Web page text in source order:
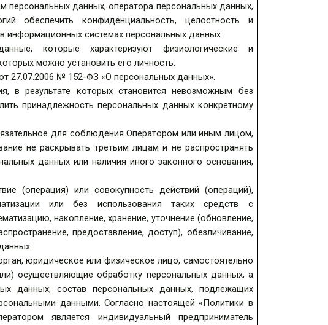
персональных данных, оператора персональных данных,
обеспечить конфиденциальность, целостность и
информационных системах персональных данных.
которые характеризуют физиологические и
можно установить его личность.
27.07.2006 № 152-ФЗ «О персональных данных».
в результате которых становится невозможным без
принадлежность персональных данных конкретному
для соблюдения Оператором или иным лицом,
не раскрывать третьим лицам и не распространять
данных или наличия иного законного основания,
(операция) или совокупность действий (операций),
или без использования таких средств с
накопление, хранение, уточнение (обновление,
предоставление, доступ), обезличивание,
юридическое или физическое лицо, самостоятельно
осуществляющие обработку персональных данных, а
данных, состав персональных данных, подлежащих
данными. Согласно настоящей «Политики в
является индивидуальный предприниматель